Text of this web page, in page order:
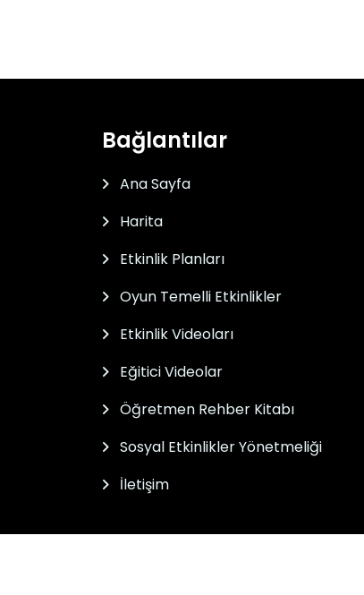
Bağlantılar
Ana Sayfa
Harita
Etkinlik Planları
Oyun Temelli Etkinlikler
Etkinlik Videoları
Eğitici Videolar
Öğretmen Rehber Kitabı
Sosyal Etkinlikler Yönetmeliği
İletişim